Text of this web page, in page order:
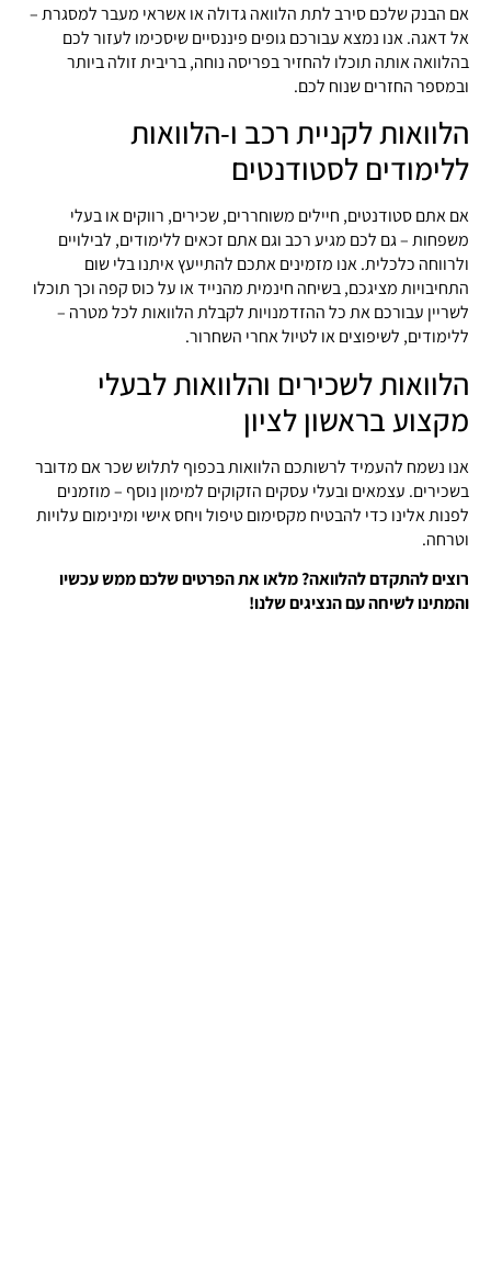
אם הבנק שלכם סירב לתת הלוואה גדולה או אשראי מעבר למסגרת –
אל דאגה. אנו נמצא עבורכם גופים פיננסיים שיסכימו לעזור לכם
בהלוואה אותה תוכלו להחזיר בפריסה נוחה, בריבית זולה ביותר
ובמספר החזרים שנוח לכם.
הלוואות לקניית רכב ו-הלוואות
ללימודים לסטודנטים
אם אתם סטודנטים, חיילים משוחררים, שכירים, רווקים או בעלי
משפחות – גם לכם מגיע רכב וגם אתם זכאים ללימודים, לבילויים
ולרווחה כלכלית. אנו מזמינים אתכם להתייעץ איתנו בלי שום
התחיבויות מציגכם, בשיחה חינמית מהנייד או על כוס קפה וכך תוכלו
לשריין עבורכם את כל ההזדמנויות לקבלת הלוואות לכל מטרה –
ללימודים, לשיפוצים או לטיול אחרי השחרור.
הלוואות לשכירים והלוואות לבעלי
מקצוע בראשון לציון
אנו נשמח להעמיד לרשותכם הלוואות בכפוף לתלוש שכר אם מדובר
בשכירים. עצמאים ובעלי עסקים הזקוקים למימון נוסף – מוזמנים
לפנות אלינו כדי להבטיח מקסימום טיפול ויחס אישי ומינימום עלויות
וטרחה.
רוצים להתקדם להלוואה? מלאו את הפרטים שלכם ממש עכשיו
והמתינו לשיחה עם הנציגים שלנו!